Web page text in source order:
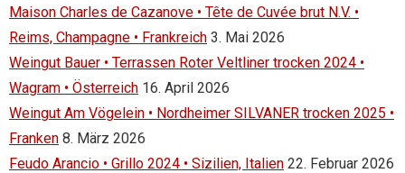
Maison Charles de Cazanove • Tête de Cuvée brut N.V. •
Reims, Champagne • Frankreich 3. Mai 2026
Weingut Bauer • Terrassen Roter Veltliner trocken 2024 •
Wagram • Österreich 16. April 2026
Weingut Am Vögelein • Nordheimer SILVANER trocken 2025 •
Franken 8. März 2026
Feudo Arancio • Grillo 2024 • Sizilien, Italien 22. Februar 2026